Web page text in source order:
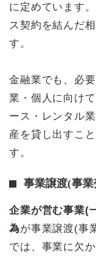
に定めています
ス契約を結んだ
す。
金融業でも、必
業・個人に向け
ース・レンタル
産を貸し出すこ
す。
事業譲渡(事業
企業が営む事業(
為が事業譲渡(事
では、事業に欠